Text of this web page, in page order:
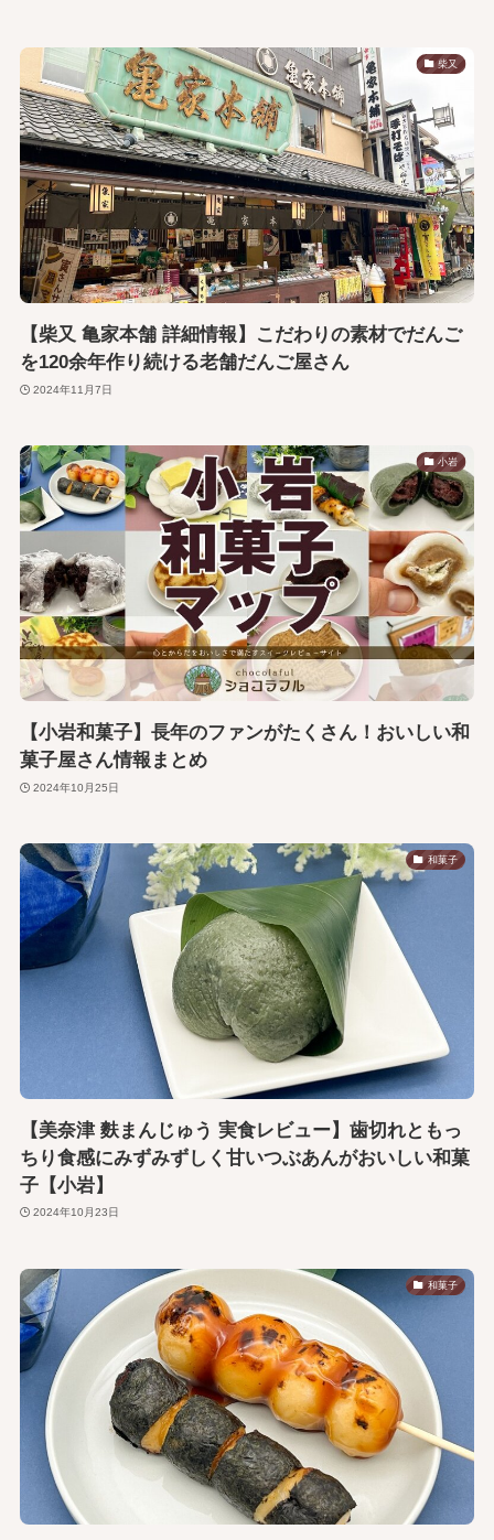
柴又
【柴又 亀家本舗 詳細情報】こだわりの素材でだんご
を120余年作り続ける老舗だんご屋さん
2024年11月7日
小岩
【小岩和菓子】長年のファンがたくさん！おいしい和
菓子屋さん情報まとめ
2024年10月25日
和菓子
【美奈津 麩まんじゅう 実食レビュー】歯切れともっ
ちり食感にみずみずしく甘いつぶあんがおいしい和菓
子【小岩】
2024年10月23日
和菓子